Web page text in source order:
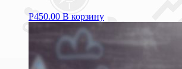
Р450.00 В корзину